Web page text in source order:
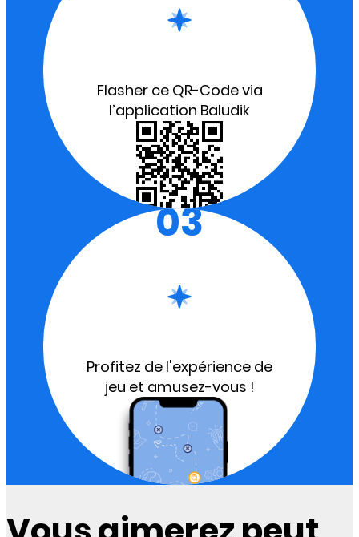
Flasher ce QR-Code via
l’application Baludik
03
Profitez de l'expérience de
jeu et amusez-vous !